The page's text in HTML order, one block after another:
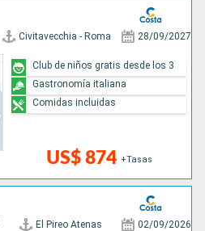
Civitavecchia - Roma 28/09/2027
US$ 874 +Tasas
Club de niños gratis desde los 3
Gastronomía italiana
Comidas incluidas
El Pireo Atenas 02/09/2026